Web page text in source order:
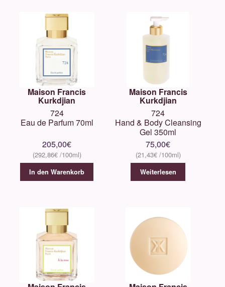
Maison Francis
Kurkdjian
724
Eau de Parfum 70ml
205,00€
292,86€
In den Warenkorb
Maison Francis
Kurkdjian
724
Hand & Body Cleansing
Gel 350ml
75,00€
21,43€
Weiterlesen